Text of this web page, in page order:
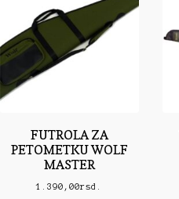
FUTROLA ZA
PETOMETKU WOLF
MASTER
1.390,00rsd.